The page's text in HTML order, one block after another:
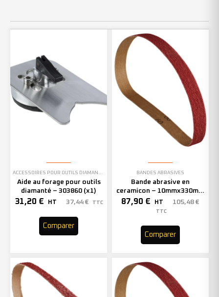
ACCESSOIRES POUR OUTILS DIAMANTÉS
Aide au forage pour outils
diamanté – 303860 (x1)
31,20 € HT 37,44 € TTC
Comparer
BANDES ABRASIVES
Bande abrasive en
ceramicon – 10mmx330mm
– Grain 40 – 333001 (x50)
87,90 € HT 105,48 €
TTC
Comparer